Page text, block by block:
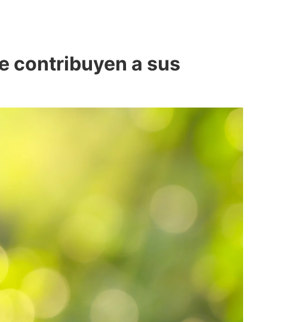
contribuyen a sus